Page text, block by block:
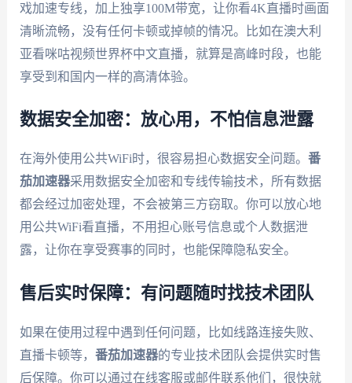
戏加速专线，加上独享100M带宽，让你看4K直播时画面
清晰流畅，没有任何卡顿或掉帧的情况。比如在澳大利
亚看咪咕视频世界杯中文直播，就算是高峰时段，也能
享受到和国内一样的高清体验。
数据安全加密：放心用，不怕信息泄露
在海外使用公共WiFi时，很容易担心数据安全问题。 番
茄加速器采用数据安全加密和专线传输技术，所有数据
都会经过加密处理，不会被第三方窃取。你可以放心地
用公共WiFi看直播，不用担心账号信息或个人数据泄
露，让你在享受赛事的同时，也能保障隐私安全。
售后实时保障：有问题随时找技术团队
如果在使用过程中遇到任何问题，比如线路连接失败、
直播卡顿等， 番茄加速器的专业技术团队会提供实时售
后保障。你可以通过在线客服或邮件联系他们，很快就